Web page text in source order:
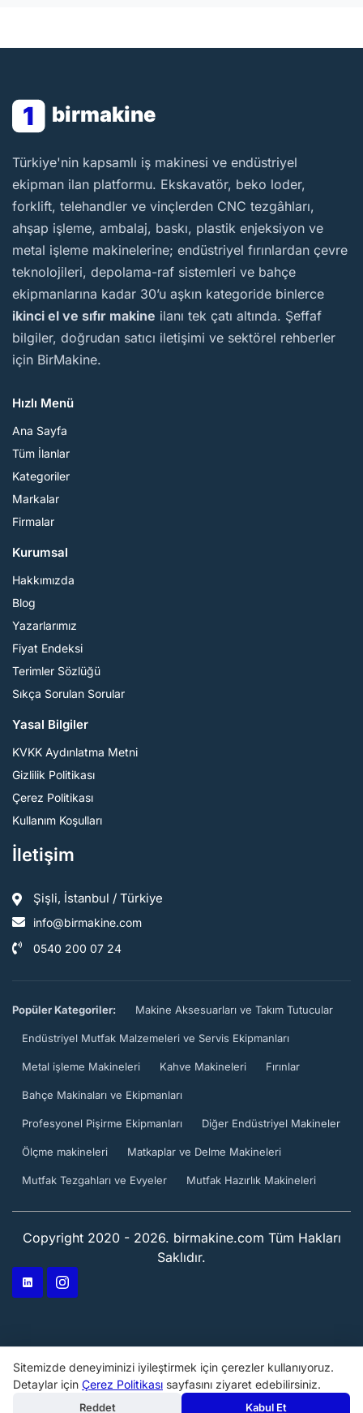
1 birmakine
BirMakine
Türkiye'nin kapsamlı iş makinesi ve endüstriyel
ekipman ilan platformu. Ekskavatör, beko loder,
forklift, telehandler ve vinçlerden CNC tezgâhları,
ahşap işleme, ambalaj, baskı, plastik enjeksiyon ve
metal işleme makinelerine; endüstriyel fırınlardan çevre
teknolojileri, depolama-raf sistemleri ve bahçe
ekipmanlarına kadar 30’u aşkın kategoride binlerce
ikinci el ve sıfır makine ilanı tek çatı altında. Şeffaf
bilgiler, doğrudan satıcı iletişimi ve sektörel rehberler
için BirMakine.
Hızlı Menü
Ana Sayfa
Tüm İlanlar
Kategoriler
Markalar
Firmalar
Kurumsal
Hakkımızda
Blog
Yazarlarımız
Fiyat Endeksi
Terimler Sözlüğü
Sıkça Sorulan Sorular
Yasal Bilgiler
KVKK Aydınlatma Metni
Gizlilik Politikası
Çerez Politikası
Kullanım Koşulları
İletişim
Şişli, İstanbul / Türkiye
info@birmakine.com
0540 200 07 24
Popüler Kategoriler: Makine Aksesuarları ve Takım Tutucular
Endüstriyel Mutfak Malzemeleri ve Servis Ekipmanları
Metal işleme Makineleri Kahve Makineleri Fırınlar
Bahçe Makinaları ve Ekipmanları
Profesyonel Pişirme Ekipmanları Diğer Endüstriyel Makineler
Ölçme makineleri Matkaplar ve Delme Makineleri
Mutfak Tezgahları ve Evyeler Mutfak Hazırlık Makineleri
Copyright 2020 - 2026. birmakine.com Tüm Hakları
Saklıdır.
Sitemizde deneyiminizi iyileştirmek için çerezler kullanıyoruz.
Detaylar için Çerez Politikası sayfasını ziyaret edebilirsiniz.
Reddet Kabul Et